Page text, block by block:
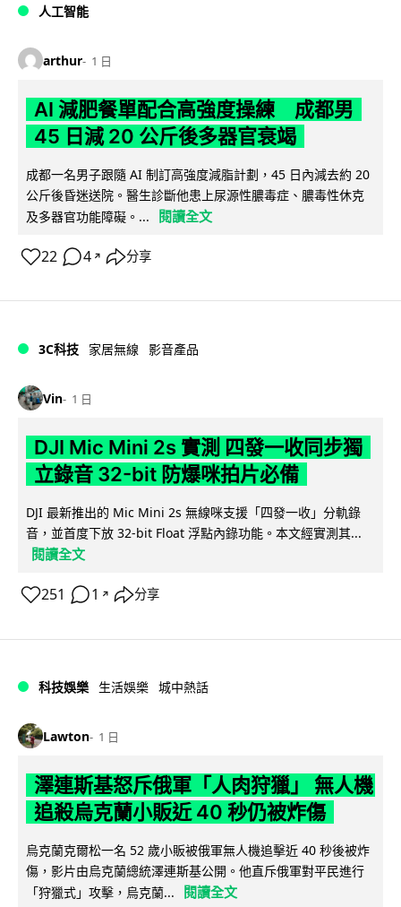
人工智能
arthur 1 日
AI 減肥餐單配合高強度操練 成都男
45 日減 20 公斤後多器官衰竭
成都一名男子跟隨 AI 制訂高強度減脂計劃，45 日內減去約 20
公斤後昏迷送院。醫生診斷他患上尿源性膿毒症、膿毒性休克
及多器官功能障礙。...
閱讀全文
22 4 ↗ 分享
3C科技 家居無線 影音產品
Vin 1 日
DJI Mic Mini 2s 實測 四發一收同步獨
立錄音 32-bit 防爆咪拍片必備
DJI 最新推出的 Mic Mini 2s 無線咪支援「四發一收」分軌錄
音，並首度下放 32-bit Float 浮點內錄功能。本文經實測其...
閱讀全文
251 1 ↗ 分享
科技娛樂 生活娛樂 城中熱話
Lawton 1 日
澤連斯基怒斥俄軍「人肉狩獵」 無人機
追殺烏克蘭小販近 40 秒仍被炸傷
烏克蘭克爾松一名 52 歲小販被俄軍無人機追擊近 40 秒後被炸
傷，影片由烏克蘭總統澤連斯基公開。他直斥俄軍對平民進行
「狩獵式」攻擊，烏克蘭...
閱讀全文